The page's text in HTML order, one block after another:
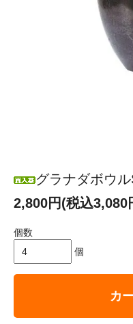
グラナダボウ
2,800円(税込3,080
個数
個
カ